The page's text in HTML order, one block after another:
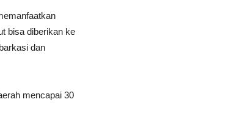
bisa diberikan ke
dan
mencapai 30